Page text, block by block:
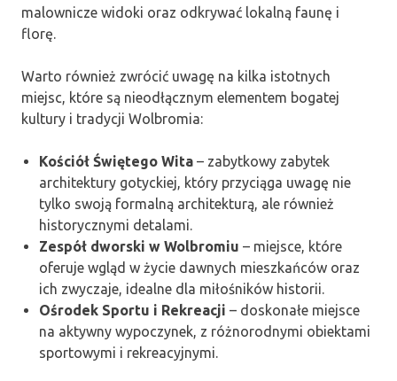
malownicze widoki oraz odkrywać lokalną faunę i
florę.
Warto również zwrócić uwagę na kilka istotnych
miejsc, które są nieodłącznym elementem bogatej
kultury i tradycji Wolbromia:
Kościół Świętego Wita – zabytkowy zabytek
architektury gotyckiej, który przyciąga uwagę nie
tylko swoją formalną architekturą, ale również
historycznymi detalami.
Zespół dworski w Wolbromiu – miejsce, które
oferuje wgląd w życie dawnych mieszkańców oraz
ich zwyczaje, idealne dla miłośników historii.
Ośrodek Sportu i Rekreacji – doskonałe miejsce
na aktywny wypoczynek, z różnorodnymi obiektami
sportowymi i rekreacyjnymi.